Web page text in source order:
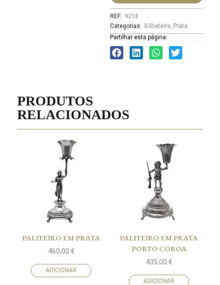
REF: 9218
Categorias:
Bilheteira, Prata
Partilhar esta página:
PRODUTOS
RELACIONADOS
PALITEIRO EM PRATA
460,00 €
ADICIONAR
PALITEIRO EM PRATA
PORTO COROA
435,00 €
ADICIONAR